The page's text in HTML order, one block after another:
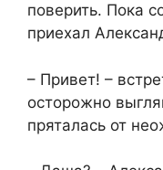
поверить. Пока
приехал
– Привет! –
осторожно
пряталась от